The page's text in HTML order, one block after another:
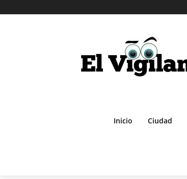
Inicio Ciudad